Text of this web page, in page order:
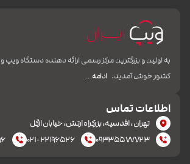
به اولین و بزرگترین مرکز رسمی ارائه دهنده دستگاه ویپ
کشور خوش آمدید. ادامه…
اطلاعات تماس
تهران، اقدسیه، بزرکراه ارتش، خیابان ازگل
۰۹۳۳۵۵۷۷۷۲۳
۰۲۱-۲۲۱۹۶۵۲۶